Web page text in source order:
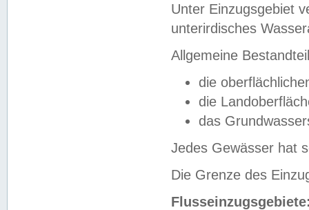
Unter Einzugsgebiet
unterirdisches
Allgemeine
die
die
das
Jedes Gewässer hat
Die Grenze des